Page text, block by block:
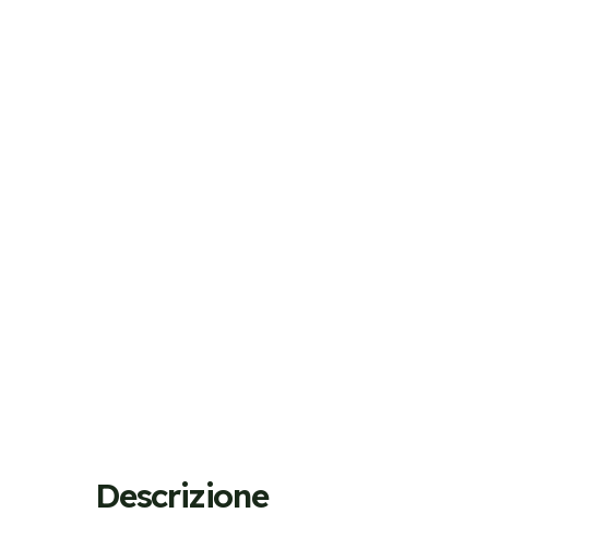
Descrizione